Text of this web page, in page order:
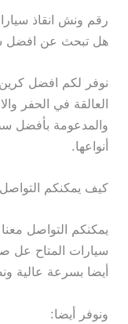
رقم ونش انقاذ
هل تبحث عن افضل
نوفر لكم افضل
العالقة في الحفر
والمدعومة بأفضل
أنواعها.
كيف يمكنكم
سيارات المتاح عل
أيضا بسرعة عالية
ونوفر أيضا: